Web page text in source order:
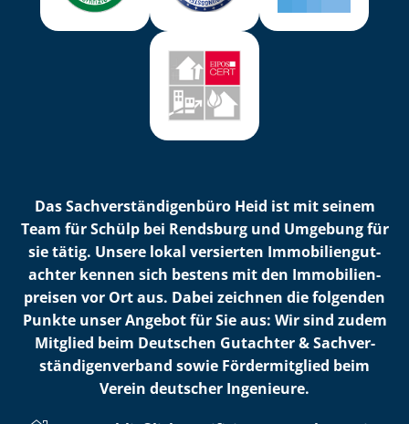
Das Sach­ver­stän­di­gen­bü­ro Heid ist mit seinem
Team für Schülp bei Rendsburg und Umgebung für
sie tätig. Unsere lokal versierten Im­mo­bi­li­en­gut­
ach­ter kennen sich bestens mit den Im­mo­bi­li­en­
prei­sen vor Ort aus. Dabei zeichnen die folgenden
Punkte unser Angebot für Sie aus: Wir sind zudem
Mitglied beim Deutschen Gutachter & Sach­ver­
stän­di­gen­ver­band sowie Fördermitglied beim
Verein deutscher Ingenieure.